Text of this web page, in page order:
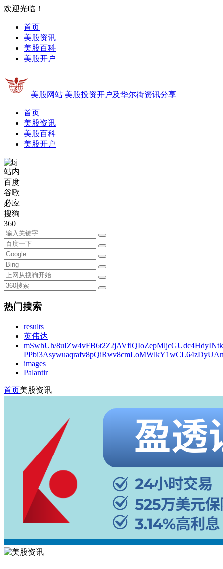
欢迎光临！
首页
美股资讯
美股百科
美股开户
美股网站 美股投资开户及华尔街资讯分享
首页
美股资讯
美股百科
美股开户
站内
百度
谷歌
必应
搜狗
360
热门搜索
results
英伟达
mSwhUh/
images
Palantir
首页美股资讯